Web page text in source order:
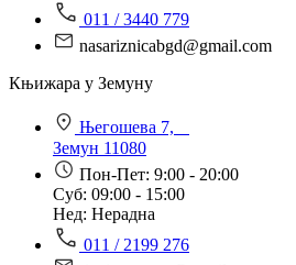
011 / 3440 779
nasariznicabgd@gmail.com
Књижара у Земуну
Његошева 7,
Земун 11080
Пон-Пет: 9:00 - 20:00
Суб: 09:00 - 15:00
Нед: Нерадна
011 / 2199 276